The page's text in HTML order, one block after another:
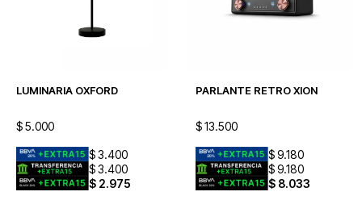
LUMINARIA OXFORD
$5.000
$3.400
$3.400
$ 2.975
PARLANTE RETRO XION
$ 13.500
$ 9.180
$ 9.180
$ 8.033